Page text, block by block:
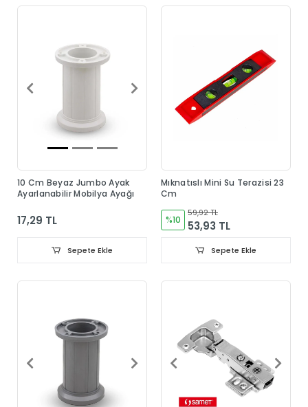
10 Cm Beyaz Jumbo Ayak
Ayarlanabilir Mobilya Ayağı
17,29 TL
Sepete Ekle
Mıknatıslı Mini Su Terazisi 23
Cm
%10
59,92 TL
53,93 TL
Sepete Ekle